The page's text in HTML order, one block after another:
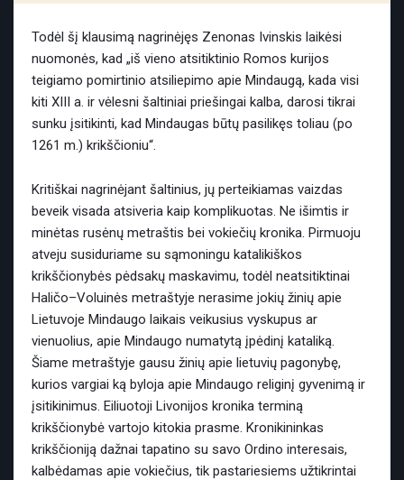
Todėl šį klausimą nagrinėjęs Zenonas Ivinskis laikėsi
nuomonės, kad „iš vieno atsitiktinio Romos kurijos
teigiamo pomirtinio atsiliepimo apie Mindaugą, kada visi
kiti XIII a. ir vėlesni šaltiniai priešingai kalba, darosi tikrai
sunku įsitikinti, kad Mindaugas būtų pasilikęs toliau (po
1261 m.) krikščioniu“.
Kritiškai nagrinėjant šaltinius, jų perteikiamas vaizdas
beveik visada atsiveria kaip komplikuotas. Ne išimtis ir
minėtas rusėnų metraštis bei vokiečių kronika. Pirmuoju
atveju susiduriame su sąmoningu katalikiškos
krikščionybės pėdsakų maskavimu, todėl neatsitiktinai
Haličo–Voluinės metraštyje nerasime jokių žinių apie
Lietuvoje Mindaugo laikais veikusius vyskupus ar
vienuolius, apie Mindaugo numatytą įpėdinį kataliką.
Šiame metraštyje gausu žinių apie lietuvių pagonybę,
kurios vargiai ką byloja apie Mindaugo religinį gyvenimą ir
įsitikinimus. Eiliuotoji Livonijos kronika terminą
krikščionybė vartojo kitokia prasme. Kronikininkas
krikščioniją dažnai tapatino su savo Ordino interesais,
kalbėdamas apie vokiečius, tik pastariesiems užtikrintai